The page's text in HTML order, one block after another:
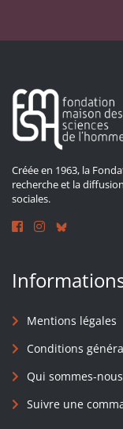
Créée en 1963, la
recherche et la
sociales.
Mentions légales
Conditions
Qui sommes-nous
Suivre une